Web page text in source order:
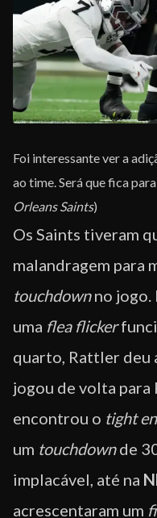
Foi interessante ver a
ao time. Será que fica
Orleans Saints)
Os Saints tiveram
malandragem para
touchdownno jogo.
uma flea flicker
quarto, Rattler deu
jogou de volta para
encontrou o tight
um touchdownde
implacável, até na
acrescentaram um